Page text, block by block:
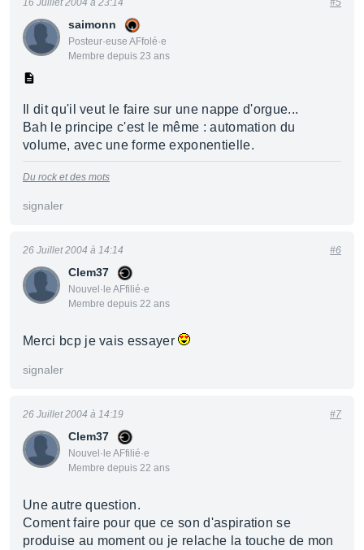
saimonn
Posteur·euse AFfolé·e
Membre depuis 23 ans
16 Juillet 2004 à 23:14 #5
Il dit qu'il veut le faire sur une nappe d'orgue...
Bah le principe c'est le même : automation du
volume, avec une forme exponentielle.
Du rock et des mots
signaler
Clem37
Nouvel·le AFfilié·e
Membre depuis 22 ans
26 Juillet 2004 à 14:14 #6
Merci bcp je vais essayer
signaler
Clem37
Nouvel·le AFfilié·e
Membre depuis 22 ans
26 Juillet 2004 à 14:19 #7
Une autre question.
Coment faire pour que ce son d'aspiration se
produise au moment ou je relache la touche de mon